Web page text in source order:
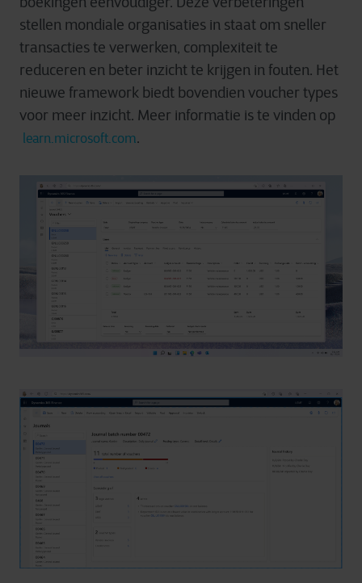
stellen mondiale organisaties in staat om sneller
transacties te verwerken, complexiteit te
reduceren en beter inzicht te krijgen in fouten. Het
nieuwe framework biedt bovendien voucher types
voor meer inzicht. Meer informatie is te vinden op
learn.microsoft.com.